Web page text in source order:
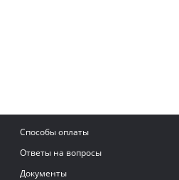
Способы оплаты
Ответы на вопросы
Документы